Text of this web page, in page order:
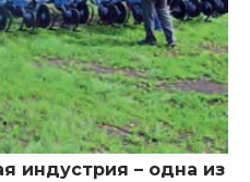
индустрия – одна из